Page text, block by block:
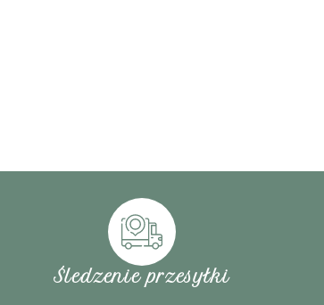
Śledzenie przesyłki